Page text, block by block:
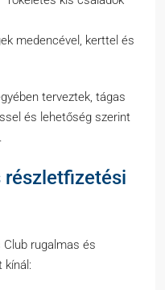
medencével, kerttel és
terveztek, tágas
és lehetőség szerint
részletfizetési
rugalmas és
kínál: